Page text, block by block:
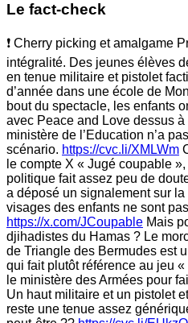
Le fact-check
❗ Cherry picking et amalgame
intégralité. Des jeunes élèves
en tenue militaire et pistolet
d’année dans une école de
bout du spectacle, les enfants
avec Peace and Love dessus
ministère de l’Education n’a
scénario. https://cvc.li/XMLWm
le compte X « Jugé coupable
politique fait assez peu de
a déposé un signalement sur
visages des enfants ne sont
https://x.com/JCoupable Mais
djihadistes du Hamas ? Le
de Triangle des Bermudes est
qui fait plutôt référence au jeu
le ministère des Armées pour
Un haut militaire et un pistolet
reste une tenue assez